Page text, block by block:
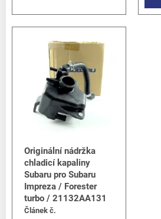
Originální nádržka
chladicí kapaliny
Subaru pro Subaru
Impreza / Forester
turbo / 21132AA131
Článek č.